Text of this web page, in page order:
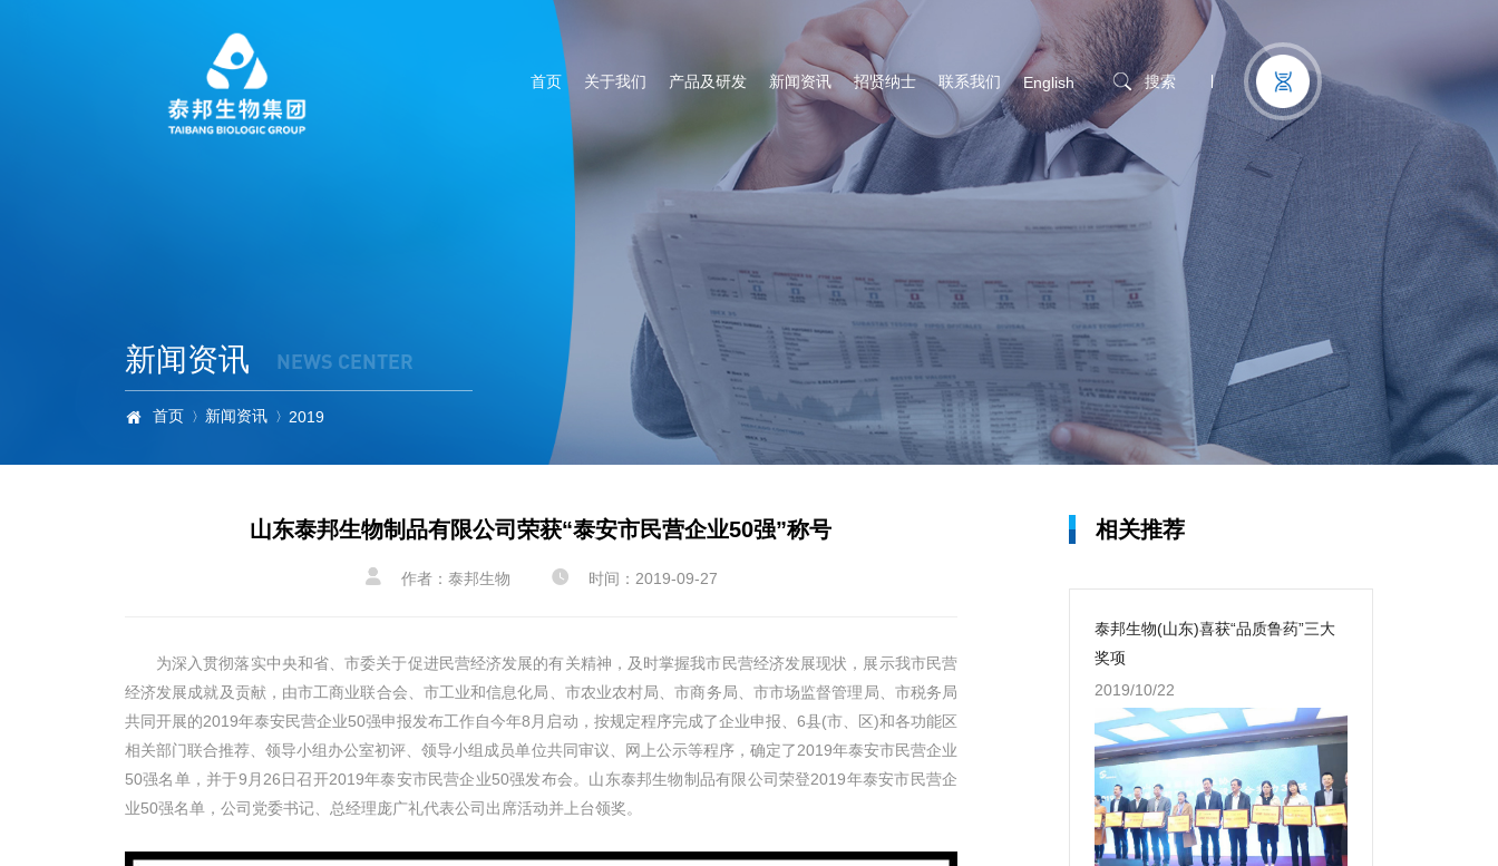
搜索
首页 关于我们 产品及研发 新闻资讯 招贤纳士 联系我们 English
新闻资讯 NEWS CENTER
 首页 〉 新闻资讯 〉 2019
山东泰邦生物制品有限公司荣获“泰安市民营企业50强”称号
 作者：泰邦生物  时间：2019-09-27
为深入贯彻落实中央和省、市委关于促进民营经济发展的有关精神，及时掌握我市民营经济发展现状，展示我市民营
经济发展成就及贡献，由市工商业联合会、市工业和信息化局、市农业农村局、市商务局、市市场监督管理局、市税务局
共同开展的2019年泰安民营企业50强申报发布工作自今年8月启动，按规定程序完成了企业申报、6县(市、区)和各功能区
相关部门联合推荐、领导小组办公室初评、领导小组成员单位共同审议、网上公示等程序，确定了2019年泰安市民营企业
50强名单，并于9月26日召开2019年泰安市民营企业50强发布会。山东泰邦生物制品有限公司荣登2019年泰安市民营企
业50强名单，公司党委书记、总经理庞广礼代表公司出席活动并上台领奖。
相关推荐
泰邦生物(山东)喜获“品质鲁药”三大
奖项
2019/10/22